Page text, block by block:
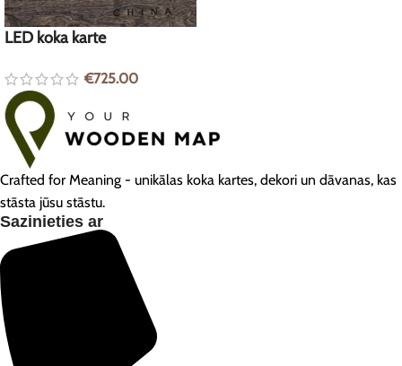
LED koka karte
€725.00
Crafted for Meaning - unikālas koka kartes, dekori un dāvanas, kas
stāsta jūsu stāstu.
Sazinieties ar